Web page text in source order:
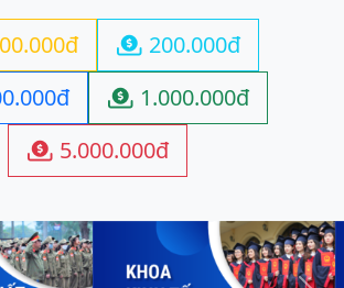
 200.000đ
 1.000.000đ
 5.000.000đ